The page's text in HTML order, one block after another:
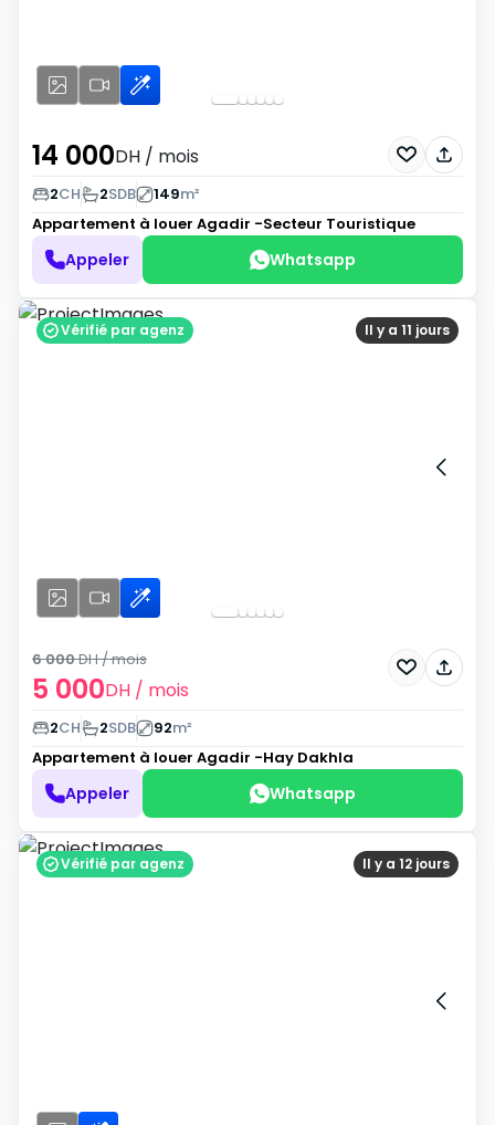
14 000DH / mois
2CH 2SDB 149m²
Appartement à louer Agadir -Secteur Touristique
Appeler Whatsapp
Il y a 11 jours
Vérifié par agenz
5 000DH / mois
6 000DH/ mois
2CH 2SDB 92m²
Appartement à louer Agadir -Hay Dakhla
Appeler Whatsapp
Il y a 12 jours
Vérifié par agenz